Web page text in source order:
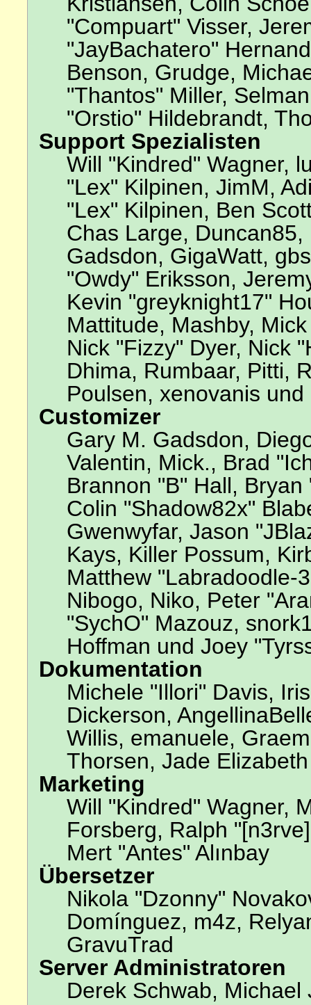
"Compuart" Visser,
"JayBachatero"
Benson, Grudge,
"Thantos" Miller,
"Orstio" Hildebrandt,
Support Spezialisten
Will "Kindred" Wagner,
"Lex" Kilpinen, JimM,
"Lex" Kilpinen, Ben
Chas Large,
Gadsdon, GigaWatt,
"Owdy" Eriksson,
Kevin "greyknight17"
Mattitude, Mashby,
Nick "Fizzy" Dyer, Nick
Dhima, Rumbaar, Pitti,
Poulsen, xenovanis und
Customizer
Gary M. Gadsdon,
Valentin, Mick., Brad
Brannon "B" Hall,
Colin "Shadow82x"
Gwenwyfar, Jason
Kays, Killer Possum,
Matthew "Labradoodle-
Nibogo, Niko, Peter
"SychO" Mazouz,
Hoffman und Joey
Dokumentation
Michele "Illori" Davis,
Dickerson,
Willis, emanuele,
Thorsen, Jade
Marketing
Will "Kindred" Wagner,
Forsberg, Ralph
Mert "Antes" Alınbay
Übersetzer
Nikola "Dzonny"
Domínguez, m4z,
GravuTrad
Server Administratoren
Derek Schwab,